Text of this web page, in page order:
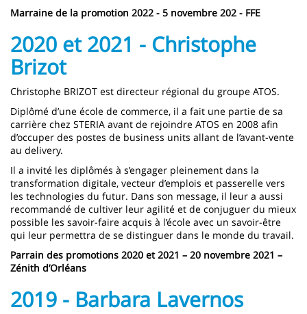
Marraine de la promotion 2022 - 5 novembre 202 - FFE
2020 et 2021 - Christophe
Brizot
Christophe BRIZOT est directeur régional du groupe ATOS.
Diplômé d’une école de commerce, il a fait une partie de sa
carrière chez STERIA avant de rejoindre ATOS en 2008 afin
d’occuper des postes de business units allant de l’avant-vente
au delivery.
Il a invité les diplômés à s’engager pleinement dans la
transformation digitale, vecteur d’emplois et passerelle vers
les technologies du futur. Dans son message, il leur a aussi
recommandé de cultiver leur agilité et de conjuguer du mieux
possible les savoir-faire acquis à l’école avec un savoir-être
qui leur permettra de se distinguer dans le monde du travail.
Parrain des promotions 2020 et 2021 – 20 novembre 2021 –
Zénith d’Orléans
2019 - Barbara Lavernos